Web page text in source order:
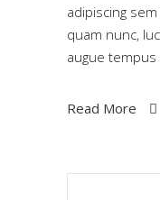
adipiscing
quam nunc,
augue
Read More